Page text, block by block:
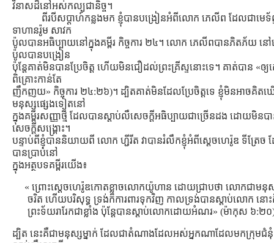
វិនាសដ៏នៅអស់កល្បជានិច្ច។
ពីរបីសប្ដាហ៍កន្លងមក ខ្ញុំបានបង្រៀនអំពីលោក ភេលីព ដែលជាមេទ័ព្
ទាហានរ៉ូម សាវក
ប៉ូលបានអធិប្បាយនៅក្នុងគម្ពីរ កិច្ចការ ២៤។ លោក ភេលីពបានភិតភ័យ ន
ប៉ូលបានបង្រៀន
ប៉ុន្ដែគាត់មិនបានប្រែចិត្ដ ហើយមិនជឿដល់ព្រះគ្រីស្ទនោះទេ។ គាត់បាន «ឲ្យ
ពិគ្រោះកាន់តែ
ញឹកញយ» កិច្ចការ ២៤:២៦)។ ដ្បិតគាត់មិនដែលប្រែចិត្ដទេ ខ្ញុំមិនអាចគិត
មនុស្សផ្សេងទៀតនៅ
ក្នុងគម្ពីរសញ្ញាថ្មី ដែលបានស្ដាប់លឺសេចក្ដីអធិប្បាយជាច្រើនដង ដោយមិន
សេចក្ដីសង្រ្គោះ។
បន្ទាប់ពីខ្ញុំបាននិយាយពី លោក ហ្ជីរីត វាបានរំលឹកខ្ញុំអំពីស្ដេចហេរ៉ូឌ ទីត្រែច ដ
បានប្រាប់នៅ
ក្នុងអត្ថបទគម្ពីរយើង៖
« ព្រោះស្តេចហេរ៉ូឌកោតខ្លាចលោកយ៉ូហាន ដោយជ្រាបថា លោកជាម
ចរិត ហើយបរិសុទ្ធ ទ្រង់ក៏ការពារទុកវិញ កាលទ្រង់បានស្តាប់លោក នោ
ព្រះទ័យរារែកជាខ្លាំង ប៉ុន្តែបានស្តាប់លោកដោយអំណរ» (ម៉ាកុស ៦:២
ដ្បិត នេះគឺជាមនុស្សម្នាក់ ដែលជាតំណាងដែលអស់អ្នកណាដែលមកក្រុមជំ